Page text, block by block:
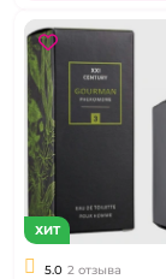
ХИТ
5.0 2 отзыва